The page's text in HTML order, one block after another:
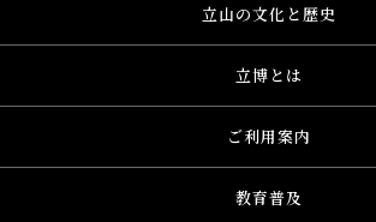
立山の文化と歴史
立博とは
ご利用案内
教育普及